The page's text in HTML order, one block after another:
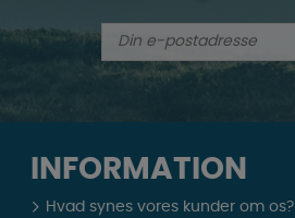
INFORMATION
Hvad synes vores kunder om os?